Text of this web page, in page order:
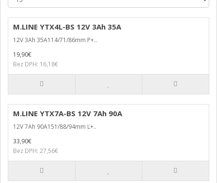
M.LINE YTX4L-BS 12V 3Ah 35A
12V 3Ah 35A114/71/86mm P+..
19,90€
Bez DPH: 16,18€
M.LINE YTX7A-BS 12V 7Ah 90A
12V 7Ah 90A151/88/94mm Ľ+..
33,90€
Bez DPH: 27,56€